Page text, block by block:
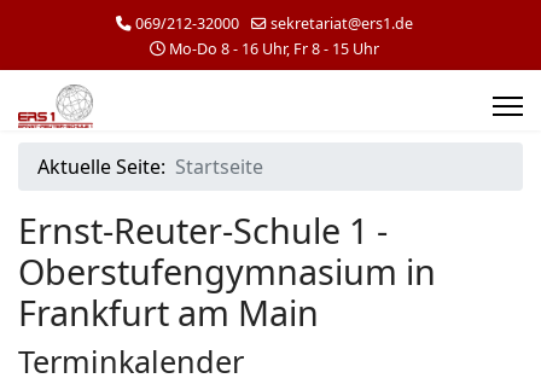
069/212-32000
sekretariat@ers1.de
Mo-Do 8 - 16 Uhr, Fr 8 - 15 Uhr
Aktuelle Seite: Startseite
Ernst-Reuter-Schule 1 -
Oberstufengymnasium in
Frankfurt am Main
Terminkalender